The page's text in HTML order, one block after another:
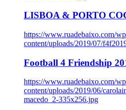
LISBOA & PORTO
https://www.ruadebaixo.com/
content/uploads/2019/07/
Football 4 Friendship
https://www.ruadebaixo.com/
content/uploads/2019/06/
macedo_2-335x256.jpg